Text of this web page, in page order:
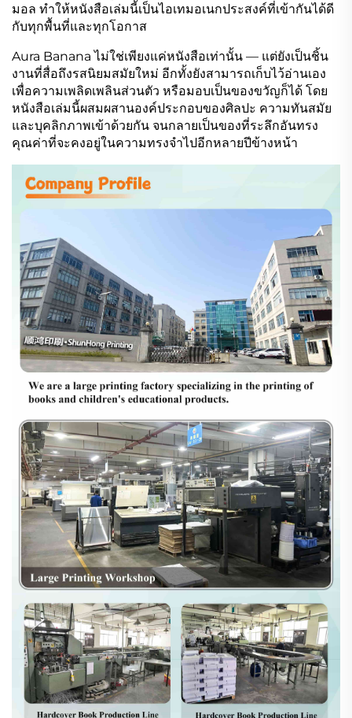
มอล ทำให้หนังสือเล่มนี้เป็นไอเทมอเนกประสงค์ที่เข้ากันได้ดี
กับทุกพื้นที่และทุกโอกาส
Aura Banana ไม่ใช่เพียงแค่หนังสือเท่านั้น — แต่ยังเป็นชิ้น
งานที่สื่อถึงรสนิยมสมัยใหม่ อีกทั้งยังสามารถเก็บไว้อ่านเอง
เพื่อความเพลิดเพลินส่วนตัว หรือมอบเป็นของขวัญก็ได้ โดย
หนังสือเล่มนี้ผสมผสานองค์ประกอบของศิลปะ ความทันสมัย
และบุคลิกภาพเข้าด้วยกัน จนกลายเป็นของที่ระลึกอันทรง
คุณค่าที่จะคงอยู่ในความทรงจำไปอีกหลายปีข้างหน้า